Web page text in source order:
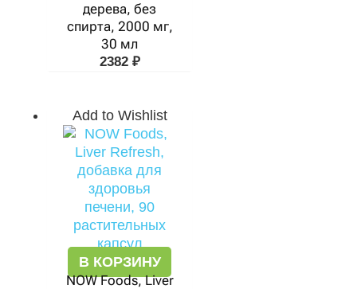
дерева, без
спирта, 2000 мг,
30 мл
2382 ₽
Add to Wishlist
В КОРЗИНУ
NOW Foods, Liver